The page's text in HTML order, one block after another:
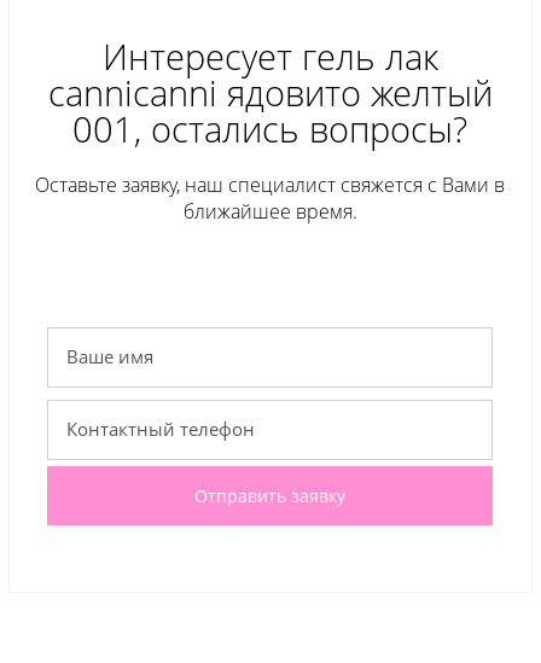
Интересует гель лак
сanniсanni ядовито желтый
001, остались вопросы?
Оставьте заявку, наш специалист свяжется с Вами в
ближайшее время.
Отправить заявку